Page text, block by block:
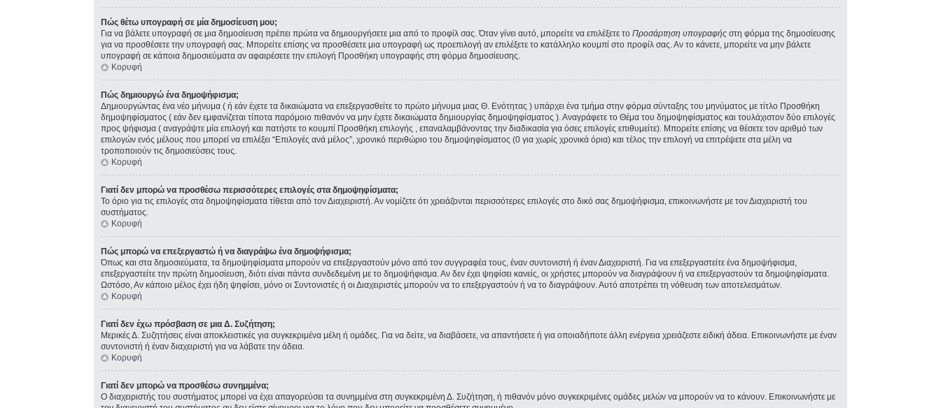
Πώς θέτω υπογραφή σε μία δημοσίευση μου;
Για να βάλετε υπογραφή σε μια δημοσίευση πρέπει πρώτα να δημιουργήσετε μια από το προφίλ σας. Όταν γίνει αυτό, μπορείτε να επιλέξετε τοΠροσάρτηση υπογραφής στη φόρμα της δημοσίευσης
για να προσθέσετε την υπογραφή σας. Μπορείτε επίσης να προσθέσετε μια υπογραφή ως προεπιλογή αν επιλέξετε το κατάλληλο κουμπί στο προφίλ σας. Αν το κάνετε, μπορείτε να μην βάλετε
υπογραφή σε κάποια δημοσιεύματα αν αφαιρέσετε την επιλογή Προσθήκη υπογραφής στη φόρμα δημοσίευσης.
Κορυφή
Πώς δημιουργώ ένα δημοψήφισμα;
Δημιουργώντας ένα νέο μήνυμα ( ή εάν έχετε τα δικαιώματα να επεξεργασθείτε το πρώτο μήνυμα μιας Θ. Ενότητας ) υπάρχει ένα τμήμα στην φόρμα σύνταξης του μηνύματος με τίτλο Προσθήκη
δημοψηφίσματος ( εάν δεν εμφανίζεται τίποτα παρόμοιο πιθανόν να μην έχετε δικαιώματα δημιουργίας δημοψηφίσματος ). Αναγράφετε το Θέμα του δημοψηφίσματος και τουλάχιστον δύο επιλογές
προς ψήφισμα ( αναγράψτε μία επιλογή και πατήστε το κουμπί Προσθήκη επιλογής , επαναλαμβάνοντας την διαδικασία για όσες επιλογές επιθυμείτε). Μπορείτε επίσης να θέσετε τον αριθμό των
επιλογών ενός μέλους που μπορεί να επιλέξει “Επιλογές ανά μέλος”, χρονικό περιθώριο του δημοψηφίσματος (0 για χωρίς χρονικά όρια) και τέλος την επιλογή να επιτρέψετε στα μέλη να
τροποποιούν τις δημοσιεύσεις τους.
Κορυφή
Γιατί δεν μπορώ να προσθέσω περισσότερες επιλογές στα δημοψηφίσματα;
Το όριο για τις επιλογές στα δημοψηφίσματα τίθεται από τον Διαχειριστή. Αν νομίζετε ότι χρειάζονται περισσότερες επιλογές στο δικό σας δημοψήφισμα, επικοινωνήστε με τον Διαχειριστή του
συστήματος.
Κορυφή
Πώς μπορώ να επεξεργαστώ ή να διαγράψω ένα δημοψήφισμα;
Όπως και στα δημοσιεύματα, τα δημοψηφίσματα μπορούν να επεξεργαστούν μόνο από τον συγγραφέα τους, έναν συντονιστή ή έναν Διαχειριστή. Για να επεξεργαστείτε ένα δημοψήφισμα,
επεξεργαστείτε την πρώτη δημοσίευση, διότι είναι πάντα συνδεδεμένη με το δημοψήφισμα. Αν δεν έχει ψηφίσει κανείς, οι χρήστες μπορούν να διαγράψουν ή να επεξεργαστούν τα δημοψηφίσματα.
Ωστόσο, Αν κάποιο μέλος έχει ήδη ψηφίσει, μόνο οι Συντονιστές ή οι Διαχειριστές μπορούν να το επεξεργαστούν ή να το διαγράψουν. Αυτό αποτρέπει τη νόθευση των αποτελεσμάτων.
Κορυφή
Γιατί δεν έχω πρόσβαση σε μια Δ. Συζήτηση;
Μερικές Δ. Συζητήσεις είναι αποκλειστικές για συγκεκριμένα μέλη ή ομάδες. Για να δείτε, να διαβάσετε, να απαντήσετε ή για οποιαδήποτε άλλη ενέργεια χρειάζεστε ειδική άδεια. Επικοινωνήστε με έναν
συντονιστή ή έναν διαχειριστή για να λάβατε την άδεια.
Κορυφή
Γιατί δεν μπορώ να προσθέσω συνημμένα;
Ο διαχειριστής του συστήματος μπορεί να έχει απαγορεύσει τα συνημμένα στη συγκεκριμένη Δ. Συζήτηση, ή πιθανόν μόνο συγκεκριμένες ομάδες μελών να μπορούν να το κάνουν. Επικοινωνήστε με